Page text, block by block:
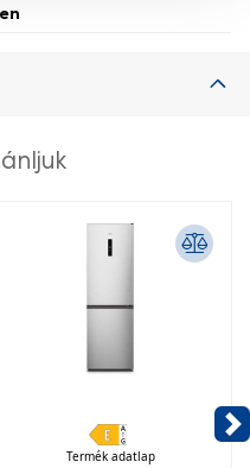
k használatát.
Termék adatlap